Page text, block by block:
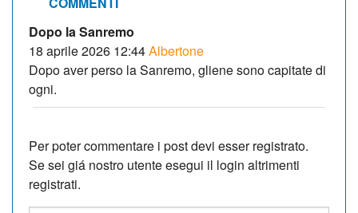
Dopo la Sanremo
18 aprile 2026 12:44Albertone
Dopo aver perso la Sanremo, gliene sono capitate di
ogni.
Per poter commentare i post devi esser registrato.
Se sei giá nostro utente esegui il login altrimenti
registrati.